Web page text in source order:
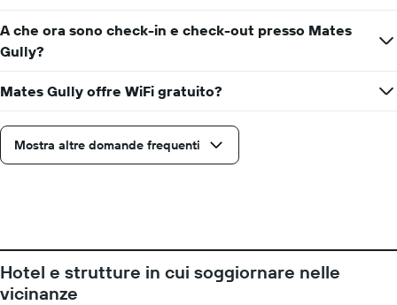
A che ora sono check-in e check-out presso Mates
Gully?
Mates Gully offre WiFi gratuito?
Mostra altre domande frequenti
Hotel e strutture in cui soggiornare nelle
vicinanze